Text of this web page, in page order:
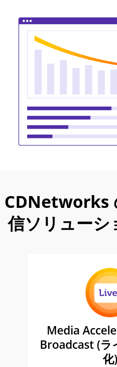
CDNetworks
信ソリューシ
Media
Broadcast (ラ
化)